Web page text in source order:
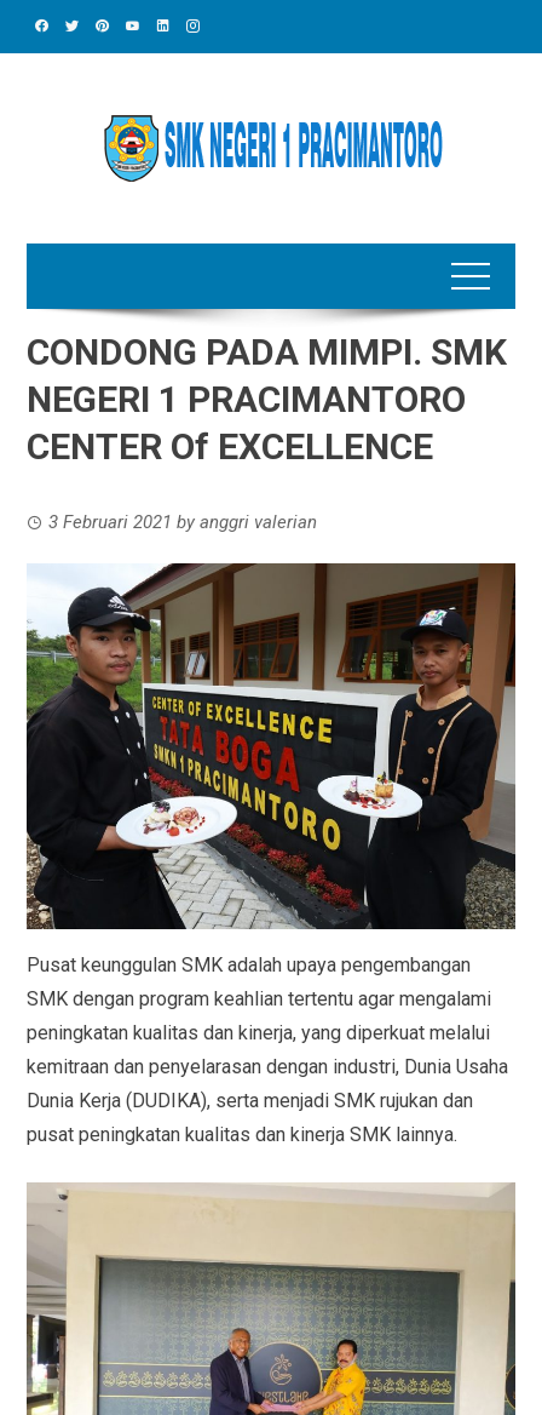
CONDONG PADA MIMPI. SMK
NEGERI 1 PRACIMANTORO
CENTER Of EXCELLENCE
3 Februari 2021 byanggri valerian
Pusat keunggulan SMK adalah upaya pengembangan
SMK dengan program keahlian tertentu agar mengalami
peningkatan kualitas dan kinerja, yang diperkuat melalui
kemitraan dan penyelarasan dengan industri, Dunia Usaha
Dunia Kerja (DUDIKA), serta menjadi SMK rujukan dan
pusat peningkatan kualitas dan kinerja SMK lainnya.